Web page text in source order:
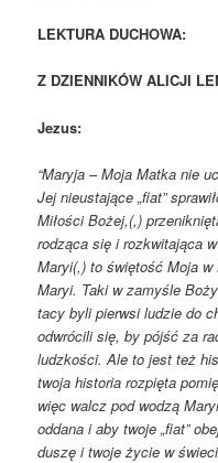
LEKTURA DUCHOWA:
Z DZIENNIKÓW ALICJI
Jezus:
“Maryja – Moja Matka nie
Jej nieustające „fiat”
Miłości Bożej,(,)
rodząca się i rozkwitająca
Maryi(,) to świętość Moja w
Maryi. Taki w zamyśle
tacy byli pierwsi ludzie do
odwrócili się, by pójść za
ludzkości. Ale to jest też
twoja historia rozpięta
więc walcz pod wodzą
oddana i aby twoje „fiat”
duszę i twoje życie w